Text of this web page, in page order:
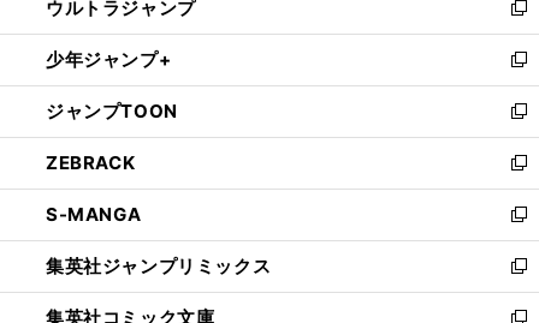
く
で
開
く
ド
ウ
で
開
く
ィ
ン
ド
ウ
で
開
く
い
ウ
ィ
ン
ド
ウ
で
開
く
ウルトラジャンプ
新
し
い
ウ
ィ
ン
ド
ウ
で
開
く
少年ジャンプ+
新
し
い
ウ
ィ
ン
ド
ウ
で
開
く
ジャンプTOON
新
し
い
ウ
ィ
ン
ド
ウ
で
ZEBRACK
新
し
い
ウ
ィ
ン
S-MANGA
新
し
い
ウ
集英社ジャンプリミックス
新
し
集英社コミック文庫